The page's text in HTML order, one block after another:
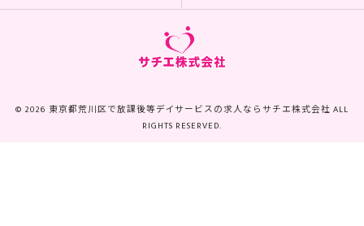
© 2026 東京都荒川区で放課後等デイサービスの求人ならサチエ株式会社 ALL
RIGHTS RESERVED.